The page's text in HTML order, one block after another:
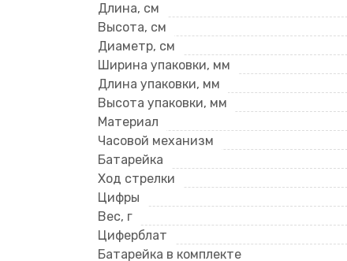
Длина, см
Высота, см
Диаметр, см
Ширина упаковки, мм
Длина упаковки, мм
Высота упаковки, мм
Материал
Часовой механизм
Батарейка
Ход стрелки
Цифры
Вес, г
Циферблат
Батарейка в комплекте